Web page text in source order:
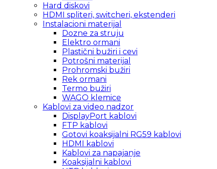
Hard diskovi
HDMI spliteri, switcheri, ekstenderi
Instalacioni materijal
Dozne za struju
Elektro ormani
Plastični bužiri i cevi
Potrošni materijal
Prohromski bužiri
Rek ormani
Termo bužiri
WAGO klemice
Kablovi za video nadzor
DisplayPort kablovi
FTP kablovi
Gotovi koaksijalni RG59 kablovi
HDMI kablovi
Kablovi za napajanje
Koaksijalni kablovi